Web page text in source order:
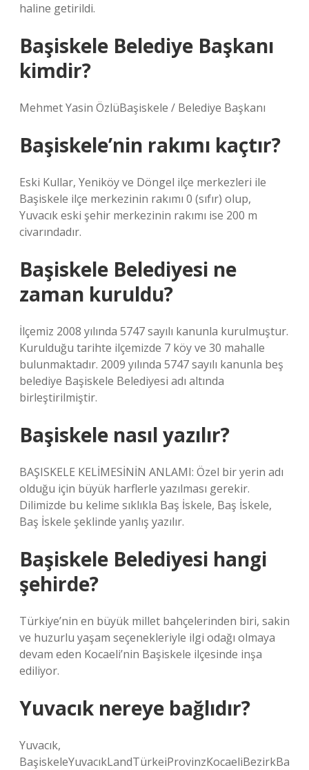
haline getirildi.
Başiskele Belediye Başkanı
kimdir?
Mehmet Yasin ÖzlüBaşiskele / Belediye Başkanı
Başiskele’nin rakımı kaçtır?
Eski Kullar, Yeniköy ve Döngel ilçe merkezleri ile
Başiskele ilçe merkezinin rakımı 0 (sıfır) olup,
Yuvacık eski şehir merkezinin rakımı ise 200 m
civarındadır.
Başiskele Belediyesi ne
zaman kuruldu?
İlçemiz 2008 yılında 5747 sayılı kanunla kurulmuştur.
Kurulduğu tarihte ilçemizde 7 köy ve 30 mahalle
bulunmaktadır. 2009 yılında 5747 sayılı kanunla beş
belediye Başiskele Belediyesi adı altında
birleştirilmiştir.
Başiskele nasıl yazılır?
BAŞISKELE KELİMESİNİN ANLAMI: Özel bir yerin adı
olduğu için büyük harflerle yazılması gerekir.
Dilimizde bu kelime sıklıkla Baş İskele, Baş İskele,
Baş İskele şeklinde yanlış yazılır.
Başiskele Belediyesi hangi
şehirde?
Türkiye’nin en büyük millet bahçelerinden biri, sakin
ve huzurlu yaşam seçenekleriyle ilgi odağı olmaya
devam eden Kocaeli’nin Başiskele ilçesinde inşa
ediliyor.
Yuvacık nereye bağlıdır?
Yuvacık,
BaşiskeleYuvacıkLandTürkeiProvinzKocaeliBezirkBa